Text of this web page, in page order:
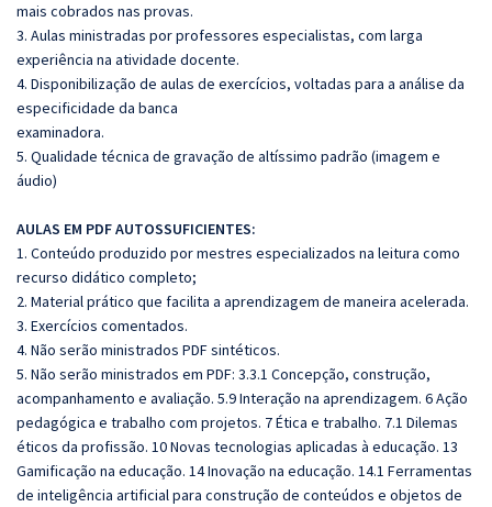
mais cobrados nas provas.
3. Aulas ministradas por professores especialistas, com larga
experiência na atividade docente.
4. Disponibilização de aulas de exercícios, voltadas para a análise da
especificidade da banca
examinadora.
5. Qualidade técnica de gravação de altíssimo padrão (imagem e
áudio)
AULAS EM PDF AUTOSSUFICIENTES:
1. Conteúdo produzido por mestres especializados na leitura como
recurso didático completo;
2. Material prático que facilita a aprendizagem de maneira acelerada.
3. Exercícios comentados.
4. Não serão ministrados PDF sintéticos.
5. Não serão ministrados em PDF: 3.3.1 Concepção, construção,
acompanhamento e avaliação. 5.9 Interação na aprendizagem. 6 Ação
pedagógica e trabalho com projetos. 7 Ética e trabalho. 7.1 Dilemas
éticos da profissão. 10 Novas tecnologias aplicadas à educação. 13
Gamificação na educação. 14 Inovação na educação. 14.1 Ferramentas
de inteligência artificial para construção de conteúdos e objetos de